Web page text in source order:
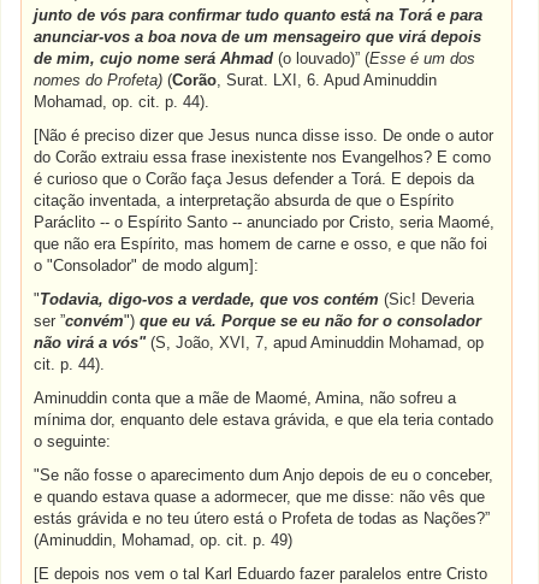
junto de vós para confirmar tudo quanto está na Torá e para
anunciar-vos a boa nova de um mensageiro que virá depois
de mim, cujo nome será Ahmad (o louvado)” (Esse é um dos
nomes do Profeta)(Corão, Surat. LXI, 6. Apud Aminuddin
Mohamad, op. cit. p. 44).
[Não é preciso dizer que Jesus nunca disse isso. De onde o autor
do Corão extraiu essa frase inexistente nos Evangelhos? E como
é curioso que o Corão faça Jesus defender a Torá. E depois da
citação inventada, a interpretação absurda de que o Espírito
Paráclito -- o Espírito Santo -- anunciado por Cristo, seria Maomé,
que não era Espírito, mas homem de carne e osso, e que não foi
o "Consolador" de modo algum]:
"Todavia, digo-vos a verdade, que vos contém (Sic! Deveria
ser ”convém") que eu vá. Porque se eu não for o consolador
não virá a vós"(S, João, XVI, 7, apud Aminuddin Mohamad, op
cit. p. 44).
Aminuddin conta que a mãe de Maomé, Amina, não sofreu a
mínima dor, enquanto dele estava grávida, e que ela teria contado
o seguinte:
"Se não fosse o aparecimento dum Anjo depois de eu o conceber,
e quando estava quase a adormecer, que me disse: não vês que
estás grávida e no teu útero está o Profeta de todas as Nações?”
(Aminuddin, Mohamad, op. cit. p. 49)
[E depois nos vem o tal Karl Eduardo fazer paralelos entre Cristo